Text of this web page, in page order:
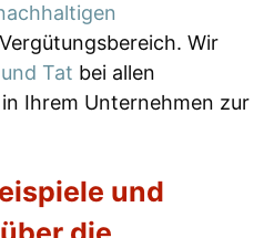
Wir
Tat bei allen
Ihrem Unternehmen zur
und